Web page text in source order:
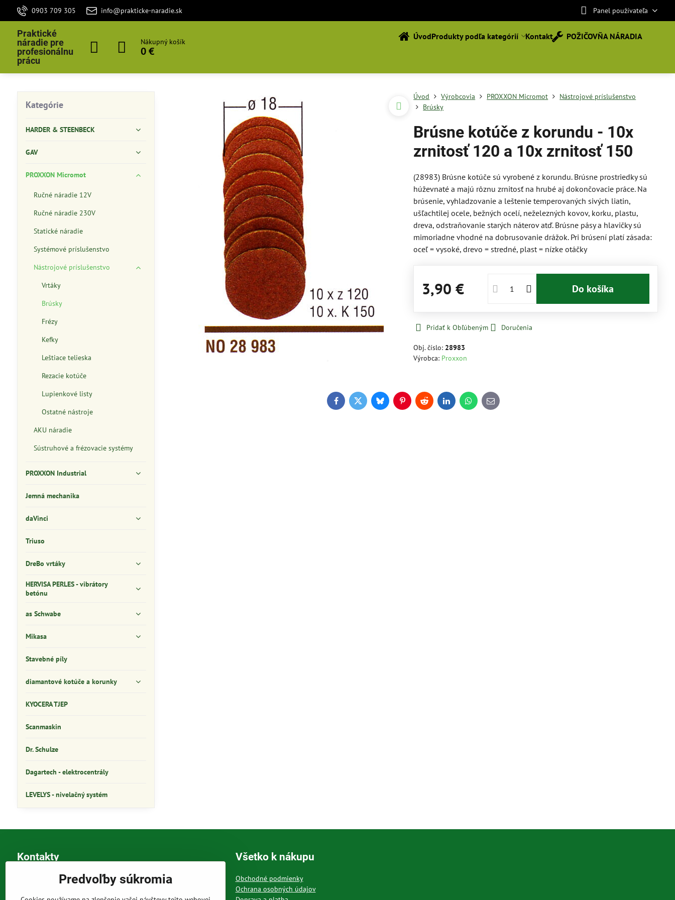
0903 709 305 info@prakticke-naradie.sk Panel používateľa
Praktické
náradie pre
profesionálnu
prácu
Nákupný košík
0 €
ÚvodProdukty podľa kategórií Kontakt POŽIČOVŇA NÁRADIA
Úvod Výrobcovia PROXXON Micromot
Nástrojové príslušenstvo
Brúsky
Brúsne kotúče z korundu - 10x
zrnitosť 120 a 10x zrnitosť 150
(28983) Brúsne kotúče sú vyrobené z korundu. Brúsne prostriedky sú
húževnaté a majú rôznu zrnitosť na hrubé aj dokončovacie práce. Na
brúsenie, vyhladzovanie a leštenie temperovaných sivých liatin,
ušľachtilej ocele, bežných ocelí, neželezných kovov, korku, plastu,
dreva, odstraňovanie starých náterov atď. Brúsne pásy a hlavičky sú
mimoriadne vhodné na dobrusovanie drážok. Pri brúsení platí zásada:
oceľ = vysoké, drevo = stredné, plast = nízke otáčky
3,90 € Do košíka
Pridať k Obľúbeným Doručenia
Obj. číslo: 28983
Výrobca: Proxxon
FacebookTwitterBlueskyPinterestRedditLinkedInWhatsApp
E-
mail
Kategórie
HARDER & STEENBECK
GAV
PROXXON Micromot
Ručné náradie 12V
Ručné náradie 230V
Statické náradie
Systémové príslušenstvo
Nástrojové príslušenstvo
Vrtáky
Brúsky
Frézy
Kefky
Leštiace telieska
Rezacie kotúče
Lupienkové listy
Ostatné nástroje
AKU náradie
Sústruhové a frézovacie systémy
PROXXON Industrial
Jemná mechanika
daVinci
Triuso
DreBo vrtáky
HERVISA PERLES - vibrátory
betónu
as Schwabe
Mikasa
Stavebné píly
diamantové kotúče a korunky
KYOCERA TJEP
Scanmaskin
Dr. Schulze
Dagartech - elektrocentrály
LEVELYS - nivelačný systém
Kontakty
Sídlo a korešpondenčná adresa
Všetko k nákupu
Obchodné podmienky
Ochrana osobných údajov
Predvoľby súkromia